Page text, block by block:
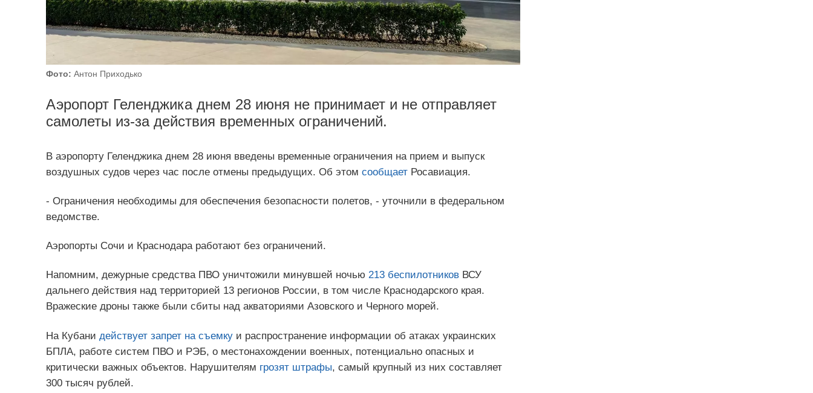
Фото: Антон Приходько
Аэропорт Геленджика днем 28 июня не принимает и не отправляет
самолеты из-за действия временных ограничений.
В аэропорту Геленджика днем 28 июня введены временные ограничения на прием и выпуск
воздушных судов через час после отмены предыдущих. Об этом сообщаетРосавиация.
- Ограничения необходимы для обеспечения безопасности полетов, - уточнили в федеральном
ведомстве.
Аэропорты Сочи и Краснодара работают без ограничений.
Напомним, дежурные средства ПВО уничтожили минувшей ночью 213 беспилотниковВСУ
дальнего действия над территорией 13 регионов России, в том числе Краснодарского края.
Вражеские дроны также были сбиты над акваториями Азовского и Черного морей.
На Кубани действует запрет на съемкуи распространение информации об атаках украинских
БПЛА, работе систем ПВО и РЭБ, о местонахождении военных, потенциально опасных и
критически важных объектов. Нарушителям грозят штрафы, самый крупный из них составляет
300 тысяч рублей.